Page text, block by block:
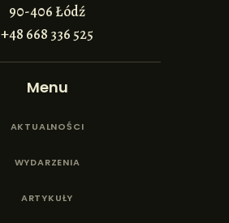
90-406 Łódź
+48 668 336 525
Menu
AKTUALNOŚCI
WYDARZENIA
ARTYKUŁY